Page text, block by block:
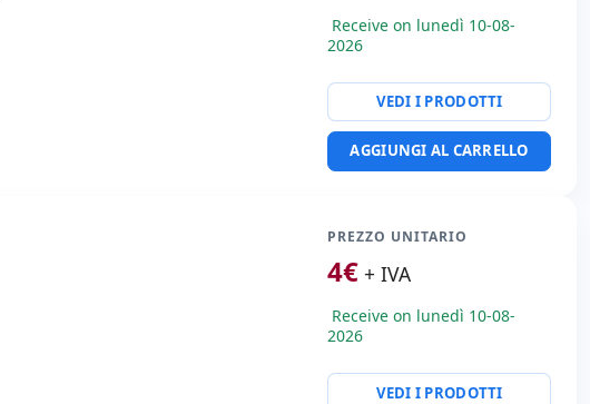
Receive on lunedì 10-08-
2026
VEDI I PRODOTTI
AGGIUNGI AL CARRELLO
PREZZO UNITARIO
4€ + IVA
Receive on lunedì 10-08-
2026
VEDI I PRODOTTI